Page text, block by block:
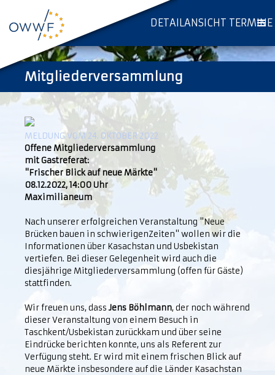
DETAILANSICHT TERMINE
Mitgliederversammlung
MELDUNG VOM 24. OKTOBER 2022
Offene Mitgliederversammlung
mit Gastreferat:
"Frischer Blick auf neue Märkte"
08.12.2022, 14:00 Uhr
Maximilianeum
Nach unserer erfolgreichen Veranstaltung "Neue
Brücken bauen in schwierigenZeiten" wollen wir die
Informationen über Kasachstan und Usbekistan
vertiefen. Bei dieser Gelegenheit wird auch die
diesjährige Mitgliederversammlung (offen für Gäste)
stattfinden.
Wir freuen uns, dassJens Böhlmann, der noch während
dieser Veranstaltung von einem Besuch in
Taschkent/Usbekistan zurückkam und über seine
Eindrücke berichten konnte, uns als Referent zur
Verfügung steht. Er wird mit einem frischen Blick auf
neue Märkte insbesondere auf die Länder Kasachstan